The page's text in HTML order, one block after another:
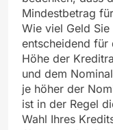
Mindestbetrag
Wie viel Geld
entscheidend für
Höhe der
und dem
je höher der
ist in der Regel
Wahl Ihres